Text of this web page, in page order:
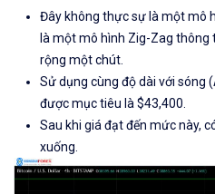
Đây không thực sự là một mô
là một mô hình Zig-Zag thông
rộng một chút.
Sử dụng cùng độ dài với sóng
được mục tiêu là $43,400.
Sau khi giá đạt đến mức này,
xuống.